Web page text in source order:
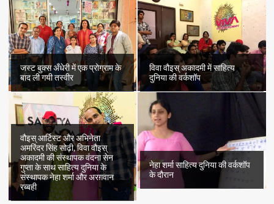
जस्ट बुक्स अँधेरी में एक प्रोग्राम के
बाद ली गयी तस्वीर
विवा वौइस् अकादमी में साहित्य
दुनिया की वर्कशॉप
वौइस् आर्टिस्ट और अभिनेता
अमरिंदर सिंह सोढ़ी, विवा वौइस्
अकादमी की संस्थापक वंदना सेन
गुप्ता के साथ साहित्य दुनिया के
संस्थापक नेहा शर्मा और अरग़वान
रब्बही
नेहा शर्मा साहित्य दुनिया की वर्कशॉप
के दौरान